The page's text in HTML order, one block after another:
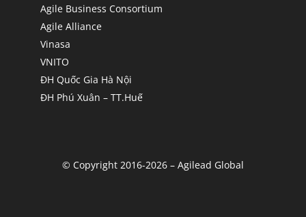
Agile Business Consortium
Agile Alliance
Vinasa
VNITO
ĐH Quốc Gia Hà Nội
ĐH Phú Xuân – TT.Huế
© Copyright 2016-2026 – Agilead Global